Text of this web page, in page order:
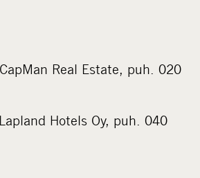
Real Estate, puh. 020
Hotels Oy, puh. 040